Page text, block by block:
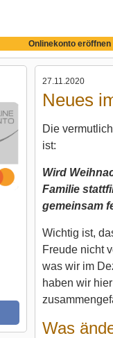
Onlinekonto eröffnen
27.11.2020
Neues
Die
ist:
Wird
Familie
gemeinsam
Wichtig ist,
Freude nicht
was wir im
haben wir
Was